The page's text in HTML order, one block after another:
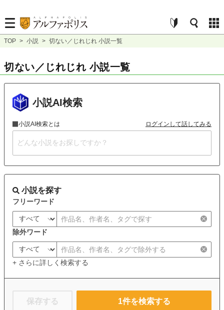
TOP > 小説 > 切ない／じれじれ 小説一覧
切ない／じれじれ 小説一覧
小説AI検索
小説AI検索とは ログインして話してみる
小説を探す
フリーワード
除外ワード
+ さらに詳しく検索する
保存する 1件を検索する